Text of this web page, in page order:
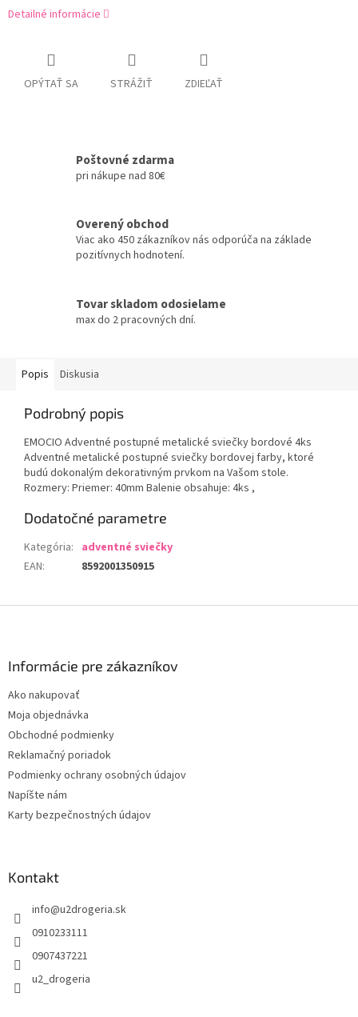
Detailné informácie
OPÝTAŤ SA STRÁŽIŤ ZDIEĽAŤ
Poštovné zdarma
pri nákupe nad 80€
Overený obchod
Viac ako 450 zákazníkov nás odporúča na základe
pozitívnych hodnotení.
Tovar skladom odosielame
max do 2 pracovných dní.
Popis Diskusia
Podrobný popis
EMOCIO Adventné postupné metalické sviečky bordové 4ks
Adventné metalické postupné sviečky bordovej farby, ktoré
budú dokonalým dekorativným prvkom na Vašom stole.
Rozmery: Priemer: 40mm Balenie obsahuje: 4ks ,
Dodatočné parametre
Kategória: adventné sviečky
EAN: 8592001350915
Informácie pre zákazníkov
Ako nakupovať
Moja objednávka
Obchodné podmienky
Reklamačný poriadok
Podmienky ochrany osobných údajov
Napíšte nám
Karty bezpečnostných údajov
Kontakt
info@u2drogeria.sk
0910233111
0907437221
u2_drogeria